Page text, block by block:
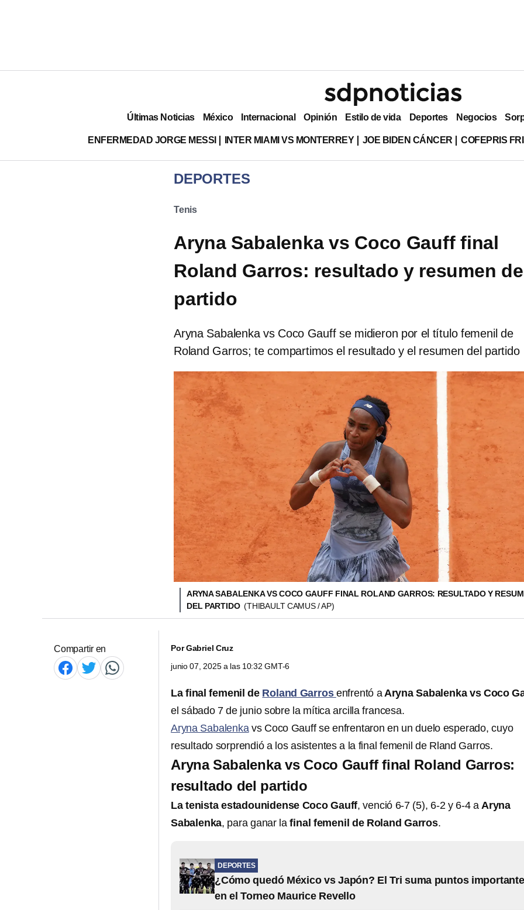
Últimas Noticias México Internacional Opinión Estilo de vida Deportes Negocios
ENFERMEDAD JORGE MESSI INTER MIAMI VS MONTERREY JOE BIDEN CÁNCER COFEPRIS
DEPORTES
Tenis
Aryna Sabalenka vs Coco Gauff final
Roland Garros: resultado y resumen
partido
Aryna Sabalenka vs Coco Gauff se midieron por el título femenil de
Roland Garros; te compartimos el resultado y el resumen del partido
ARYNA SABALENKA VS COCO GAUFF FINAL ROLAND GARROS: RESULTADO Y
DEL PARTIDO(THIBAULT CAMUS / AP)
Compartir en PorGabriel Cruz
junio 07, 2025 a las 10:32 GMT-6
La final femenil de Roland Garros enfrentó aAryna Sabalenka vs Coco
el sábado 7 de junio sobre la mítica arcilla francesa.
Aryna Sabalenkavs Coco Gauff se enfrentaron en un duelo esperado, cuyo
resultado sorprendió a los asistentes a la final femenil de Rland Garros.
Aryna Sabalenka vs Coco Gauff final Roland Garros:
resultado del partido
La tenista estadounidense Coco Gauff, venció 6-7 (5), 6-2 y 6-4 aAryna
Sabalenka, para ganar la final femenil de Roland Garros.
DEPORTES
¿Cómo quedó México vs Japón? El Tri suma puntos
en el Torneo Maurice Revello